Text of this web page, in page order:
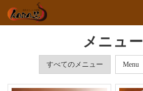
メニュー
すべてのメニュー Menu